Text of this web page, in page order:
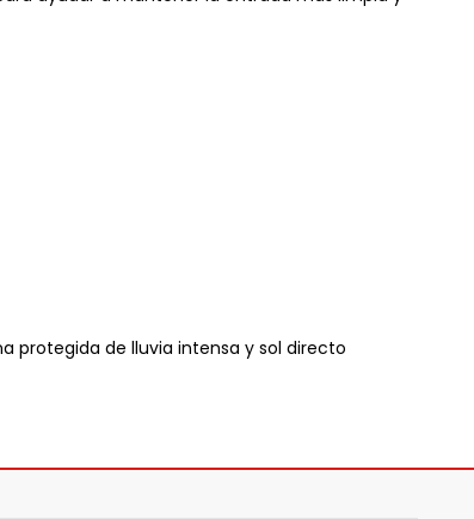
protegida de lluvia intensa y sol directo